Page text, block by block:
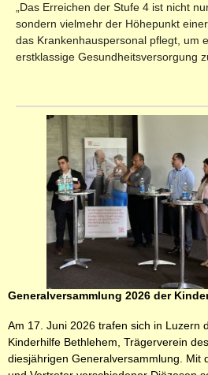
„Das Erreichen der Stufe 4 ist nicht
sondern vielmehr der Höhepunkt
das Krankenhauspersonal pflegt, um
erstklassige Gesundheitsversorgung
Generalversammlung 2026 der
Am 17. Juni 2026 trafen sich in Luzern
Kinderhilfe Bethlehem, Trägerverein
diesjährigen Generalversammlung. Mit